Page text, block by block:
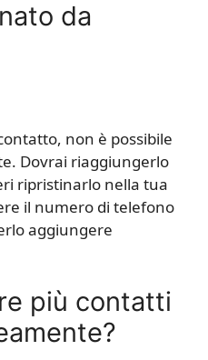
da
non è possibile
Dovrai riaggiungerlo
ripristinarlo nella tua
il numero di telefono
aggiungere
più contatti